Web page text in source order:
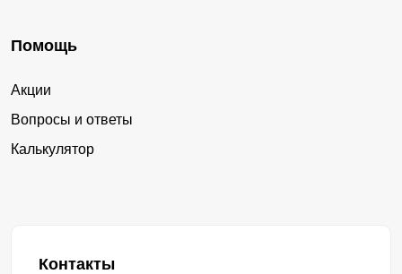
Помощь
Акции
Вопросы и ответы
Калькулятор
Контакты